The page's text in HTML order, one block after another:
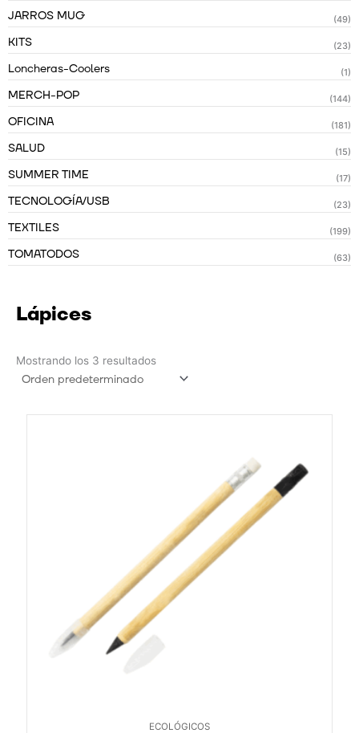
JARROS MUG (49)
KITS (23)
Loncheras-Coolers (1)
MERCH-POP (144)
OFICINA (181)
SALUD (15)
SUMMER TIME (17)
TECNOLOGÍA/USB (23)
TEXTILES (199)
TOMATODOS (63)
Lápices
Mostrando los 3 resultados
ECOLÓGICOS